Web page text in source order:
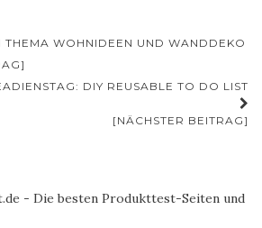
THEMA WOHNIDEEN UND WANDDEKO
DIY REUSABLE TO DO LIST
[NÄCHSTER BEITRAG]